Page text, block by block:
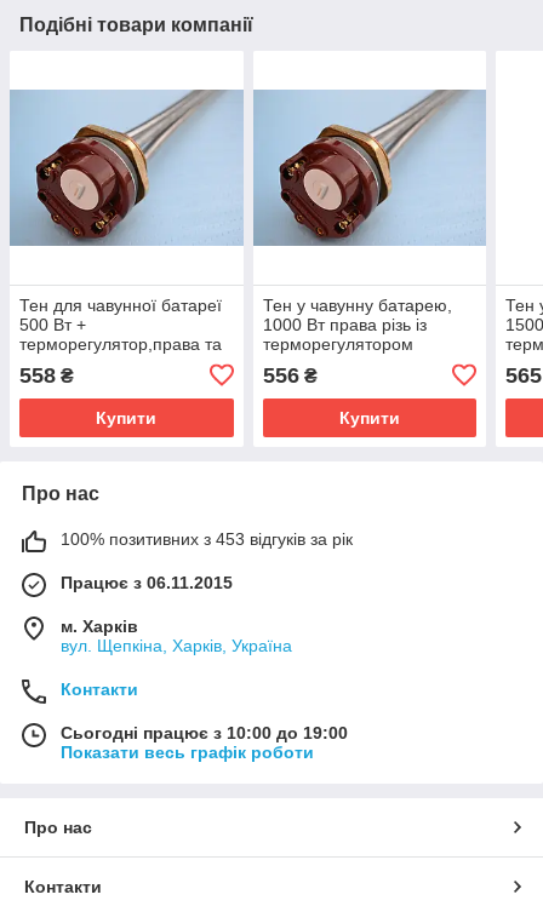
Подібні товари компанії
Тен для чавунної батареї
500 Вт +
терморегулятор,права та
ліва різьба дюйм з чвертю
(1 1/4)
558 ₴
Купити
Тен у чавунну батарею,
1000 Вт права різь із
терморегулятором
556₴
Купити
Тен
565
Про нас
100% позитивних з 453 відгуків за рік
Працює з 06.11.2015
м. Харків
вул. Щепкіна, Харків, Україна
Контакти
Сьогодні працює з 10:00 до 19:00
Показати весь графік роботи
Про нас
Контакти